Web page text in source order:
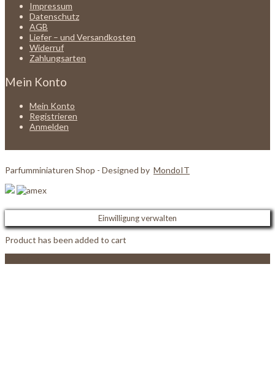
Impressum
Datenschutz
AGB
Liefer – und Versandkosten
Widerruf
Zahlungsarten
Mein Konto
Mein Konto
Registrieren
Anmelden
Parfumminiaturen Shop - Designed by MondoIT
Einwilligung verwalten
Product has been added to cart